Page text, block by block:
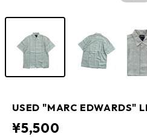
USED "MARC EDWARDS"
¥5,500